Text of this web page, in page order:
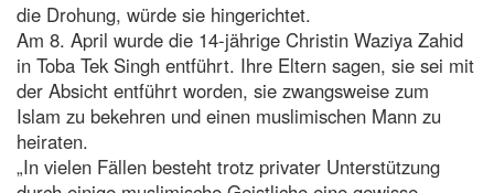
die Drohung, würde sie hingerichtet.
Am 8. April wurde die 14-jährige Christin Waziya Zahid
in Toba Tek Singh entführt. Ihre Eltern sagen, sie sei mit
der Absicht entführt worden, sie zwangsweise zum
Islam zu bekehren und einen muslimischen Mann zu
heiraten.
„In vielen Fällen besteht trotz privater Unterstützung